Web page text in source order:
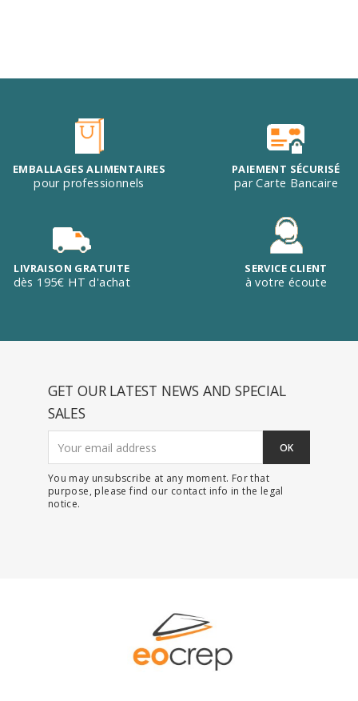
EMBALLAGES ALIMENTAIRES
pour professionnels
PAIEMENT SÉCURISÉ
par Carte Bancaire
LIVRAISON GRATUITE
dès 195€ HT d'achat
SERVICE CLIENT
à votre écoute
GET OUR LATEST NEWS AND SPECIAL
SALES
You may unsubscribe at any moment. For that
purpose, please find our contact info in the legal
notice.